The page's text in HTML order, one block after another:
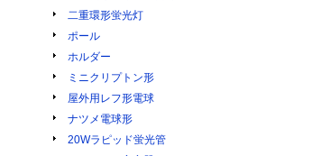
二重環形蛍光灯
ポール
ホルダー
ミニクリプトン形
屋外用レフ形電球
ナツメ電球形
20Wラピッド蛍光管